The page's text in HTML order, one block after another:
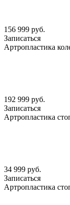
156 999 руб.
Записаться
Артропластика
192 999 руб.
Записаться
Артропластика
34 999 руб.
Записаться
Артропластика